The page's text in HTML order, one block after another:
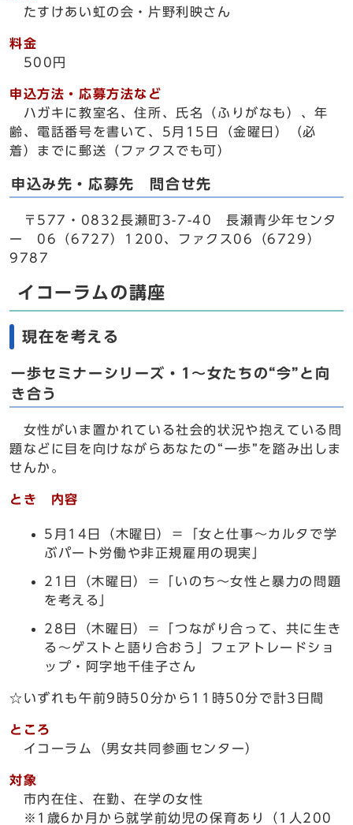
たすけあい虹の会・片野利映さん
料金
500円
申込方法・応募方法など
ハガキに教室名、住所、氏名（ふりがなも）、年
齢、電話番号を書いて、5月15日（金曜日）（必
着）までに郵送（ファクスでも可）
申込み先・応募先 問合せ先
〒577・0832長瀬町3-7-40 長瀬青少年センタ
ー 06（6727）1200、ファクス06（6729）
9787
イコーラムの講座
現在を考える
一歩セミナーシリーズ・1～女たちの“今”と向
き合う
女性がいま置かれている社会的状況や抱えている問
題などに目を向けながらあなたの“一歩”を踏み出しま
せんか。
とき 内容
5月14日（木曜日）＝「女と仕事～カルタで学
ぶパート労働や非正規雇用の現実」
21日（木曜日）＝「いのち～女性と暴力の問題
を考える」
28日（木曜日）＝「つながり合って、共に生き
る～ゲストと語り合おう」フェアトレードショ
ップ・阿字地千佳子さん
☆いずれも午前9時50分から11時50分で計3日間
ところ
イコーラム（男女共同参画センター）
対象
市内在住、在勤、在学の女性
※1歳6か月から就学前幼児の保育あり（1人200